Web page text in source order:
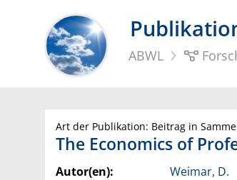
ABWL
Art der Publikation: Beitrag in
The Economics of
Autor(en):
Weimar, D.